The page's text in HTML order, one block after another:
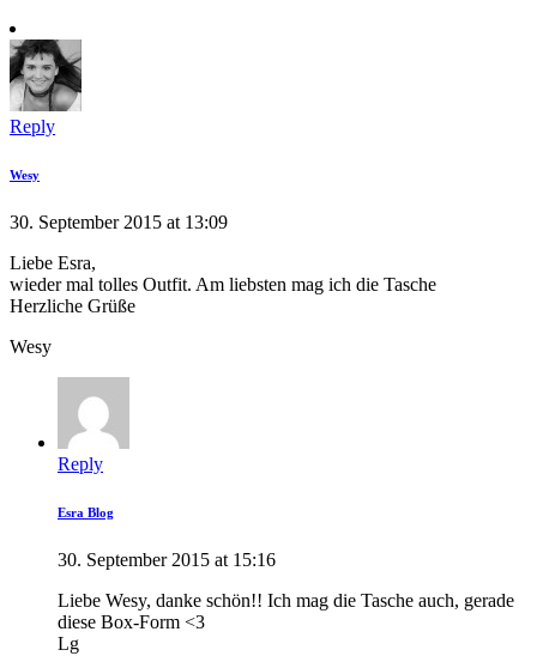
Reply
Wesy
30. September 2015 at 13:09
Liebe Esra,
wieder mal tolles Outfit. Am liebsten mag ich die Tasche
Herzliche Grüße
Wesy
Reply
Esra Blog
30. September 2015 at 15:16
Liebe Wesy, danke schön!! Ich mag die Tasche auch, gerade
diese Box-Form <3
Lg